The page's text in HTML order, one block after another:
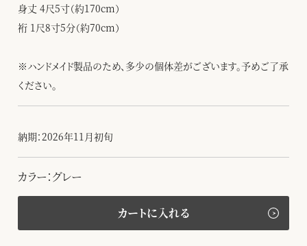
身丈 4尺5寸（約170cm）
裄 1尺8寸5分（約70cm）
※ハンドメイド製品のため、多少の個体差がございます。予めご了承
ください。
納期：2026年11月初旬
カラー：グレー
カートに入れる